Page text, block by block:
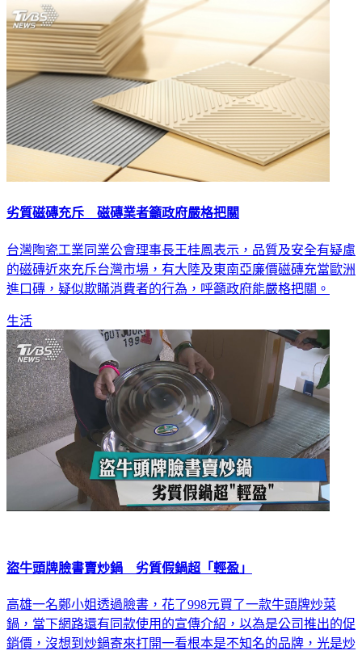
劣質磁磚充斥 磁磚業者籲政府嚴格把關
台灣陶瓷工業同業公會理事長王桂鳳表示，品質及安全有疑慮
的磁磚近來充斥台灣市場，有大陸及東南亞廉價磁磚充當歐洲
進口磚，疑似欺瞞消費者的行為，呼籲政府能嚴格把關。
生活
盜牛頭牌臉書賣炒鍋 劣質假鍋超「輕盈」
高雄一名鄭小姐透過臉書，花了998元買了一款牛頭牌炒菜
鍋，當下網路還有同款使用的宣傳介紹，以為是公司推出的促
銷價，沒想到炒鍋寄來打開一看根本是不知名的品牌，光是炒